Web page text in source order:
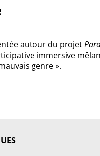
autour du projet
immersive
genre ».